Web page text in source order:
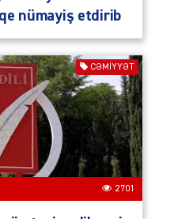
nümayiş etdirib
CƏMIYYƏT
2701